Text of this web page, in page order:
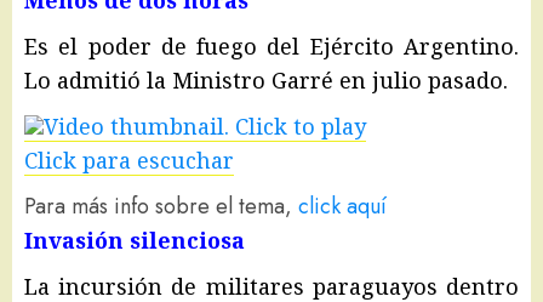
Es el poder de fuego del Ejército Argentino.
Lo admitió la Ministro Garré en julio pasado.
Click para escuchar
Para más info sobre el tema, click aquí
Invasión silenciosa
La incursión de militares paraguayos dentro